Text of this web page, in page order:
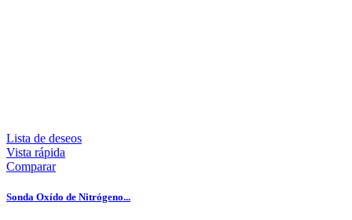
Lista de deseos
Vista rápida
Comparar
Sonda Oxído de Nitrógeno...